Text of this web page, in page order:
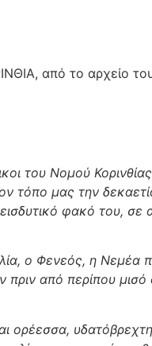
από το αρχείο
του Νομού
τόπο μας την
φακό του,
ο Φενεός, η Νεμέα
από περίπου μισό
ορέεσσα,